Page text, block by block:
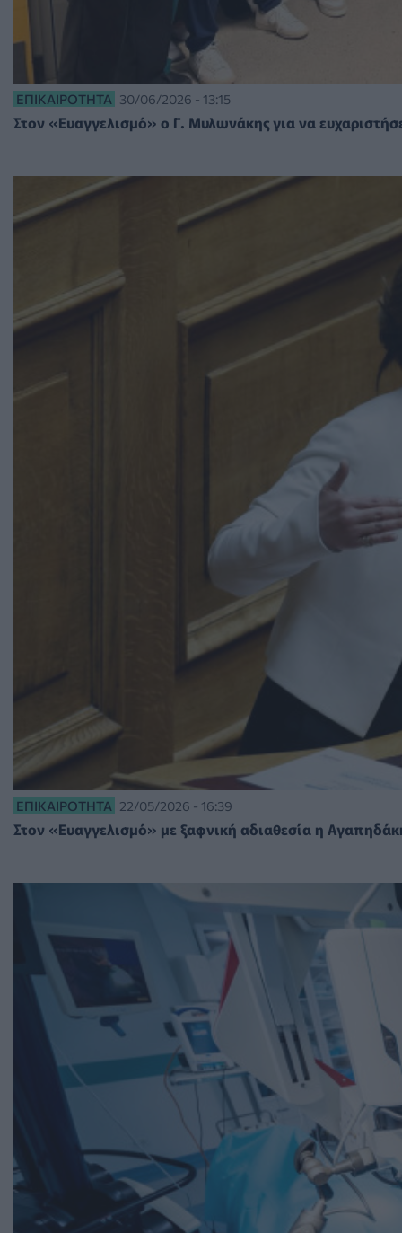
ΕΠΙΚΑΙΡΌΤΗΤΑ 30/06/2026 - 13:15
Στον «Ευαγγελισμό» ο Γ. Μυλωνάκης για να
ΕΠΙΚΑΙΡΌΤΗΤΑ 22/05/2026 - 16:39
Στον «Ευαγγελισμό» με ξαφνική αδιαθεσία η